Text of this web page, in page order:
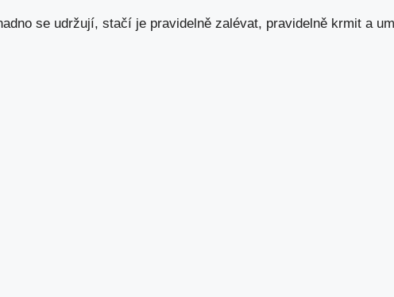
se udržují, stačí je pravidelně zalévat, pravidelně krmit a